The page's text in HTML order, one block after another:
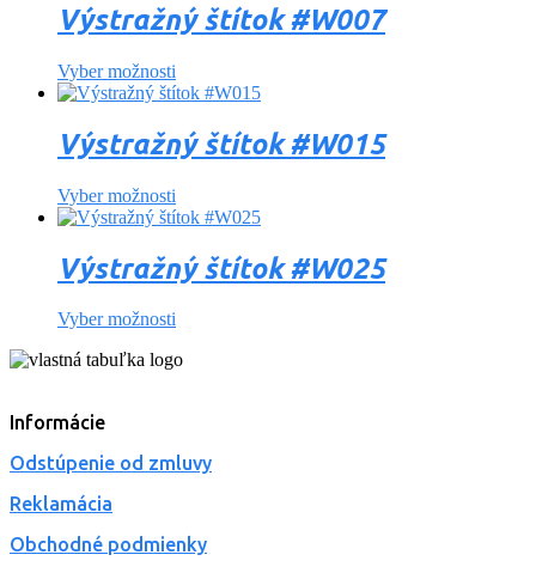
Výstražný štítok #W007
Vyber možnosti
Výstražný štítok #W015
Vyber možnosti
Výstražný štítok #W025
Vyber možnosti
Informácie
Odstúpenie od zmluvy
Reklamácia
Obchodné podmienky